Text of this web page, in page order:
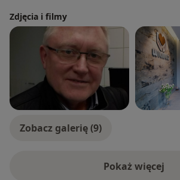
Zdjęcia i filmy
Zobacz galerię (9)
Pokaż więcej
o